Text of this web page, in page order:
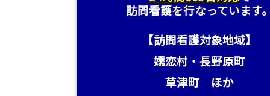
訪問看護を行なっています
【訪問看護対象地域】
嬬恋村・長野原町
草津町 ほか